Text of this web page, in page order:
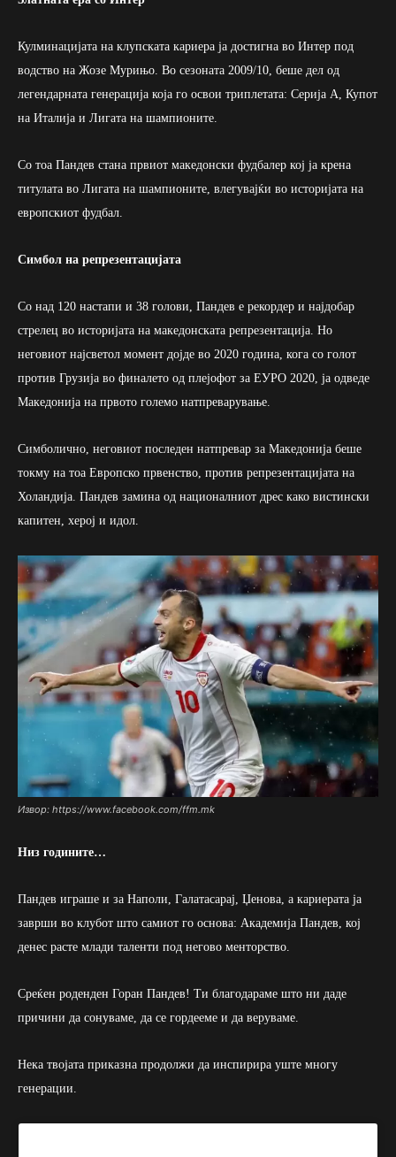
Кулминацијата на клупската кариера ја достигна во Интер под
водство на Жозе Мурињо. Во сезоната 2009/10, беше дел од
легендарната генерација која го освои триплетата: Серија А, Купот
на Италија и Лигата на шампионите.
Со тоа Пандев стана првиот македонски фудбалер кој ја крена
титулата во Лигата на шампионите, влегувајќи во историјата на
европскиот фудбал.
Симбол на репрезентацијата
Со над 120 настапи и 38 голови, Пандев е рекордер и најдобар
стрелец во историјата на македонската репрезентација. Но
неговиот најсветол момент дојде во 2020 година, кога со голот
против Грузија во финалето од плејофот за ЕУРО 2020, ја одведе
Македонија на првото големо натпреварување.
Симболично, неговиот последен натпревар за Македонија беше
токму на тоа Европско првенство, против репрезентацијата на
Холандија. Пандев замина од националниот дрес како вистински
капитен, херој и идол.
Извор: https://www.facebook.com/ffm.mk
Низ годините…
Пандев играше и за Наполи, Галатасарај, Џенова, а кариерата ја
заврши во клубот што самиот го основа: Академија Пандев, кој
денес расте млади таленти под негово менторство.
Среќен роденден Горан Пандев! Ти благодараме што ни даде
причини да сонуваме, да се гордееме и да веруваме.
Нека твојата приказна продолжи да инспирира уште многу
генерации.